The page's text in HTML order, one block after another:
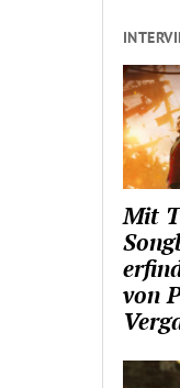
Mit
von